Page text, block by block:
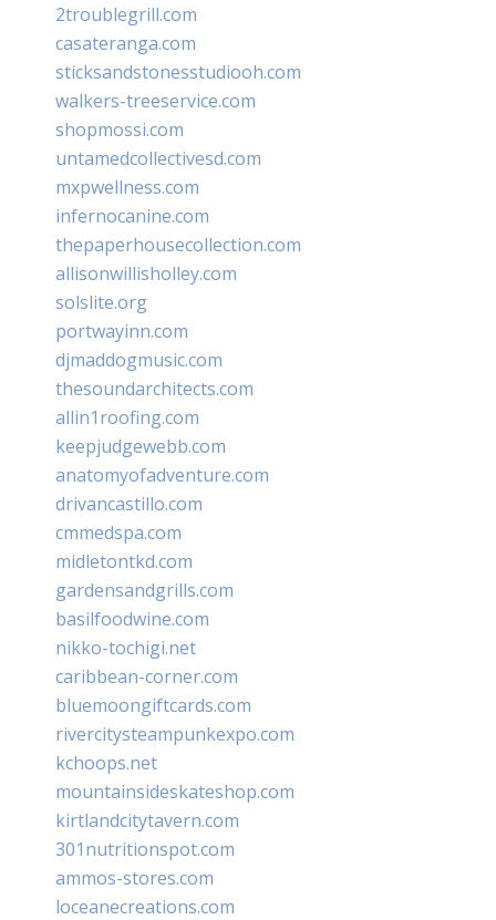
2troublegrill.com
casateranga.com
sticksandstonesstudiooh.com
walkers-treeservice.com
shopmossi.com
untamedcollectivesd.com
mxpwellness.com
infernocanine.com
thepaperhousecollection.com
allisonwillisholley.com
solslite.org
portwayinn.com
djmaddogmusic.com
thesoundarchitects.com
allin1roofing.com
keepjudgewebb.com
anatomyofadventure.com
drivancastillo.com
cmmedspa.com
midletontkd.com
gardensandgrills.com
basilfoodwine.com
nikko-tochigi.net
caribbean-corner.com
bluemoongiftcards.com
rivercitysteampunkexpo.com
kchoops.net
mountainsideskateshop.com
kirtlandcitytavern.com
301nutritionspot.com
ammos-stores.com
loceanecreations.com